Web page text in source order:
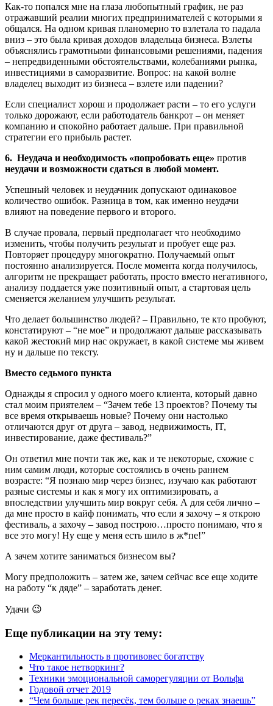
Как-то попался мне на глаза любопытный график, не раз
отражавший реалии многих предпринимателей с которыми я
общался. На одном кривая планомерно то взлетала то падала
вниз – это была кривая доходов владельца бизнеса. Взлеты
объяснялись грамотными финансовыми решениями, падения
– непредвиденными обстоятельствами, колебаниями рынка,
инвестициями в саморазвитие. Вопрос: на какой волне
владелец выходит из бизнеса – взлете или падении?
Если специалист хорош и продолжает расти – то его услуги
только дорожают, если работодатель банкрот – он меняет
компанию и спокойно работает дальше. При правильной
стратегии его прибыль растет.
6. Неудача и необходимость «попробовать еще» против
неудачи и возможности сдаться в любой момент.
Успешный человек и неудачник допускают одинаковое
количество ошибок. Разница в том, как именно неудачи
влияют на поведение первого и второго.
В случае провала, первый предполагает что необходимо
изменить, чтобы получить результат и пробует еще раз.
Повторяет процедуру многократно. Получаемый опыт
постоянно анализируется. После момента когда получилось,
алгоритм не прекращает работать, просто вместо негативного,
анализу поддается уже позитивный опыт, а стартовая цель
сменяется желанием улучшить результат.
Что делает большинство людей? – Правильно, те кто пробуют,
констатируют – “не мое” и продолжают дальше рассказывать
какой жестокий мир нас окружает, в какой системе мы живем
ну и дальше по тексту.
Вместо седьмого пункта
Однажды я спросил у одного моего клиента, который давно
стал моим приятелем – “Зачем тебе 13 проектов? Почему ты
все время открываешь новые? Почему они настолько
отличаются друг от друга – завод, недвижимость, IT,
инвестирование, даже фестиваль?”
Он ответил мне почти так же, как и те некоторые, схожие с
ним самим люди, которые состоялись в очень раннем
возрасте: “Я познаю мир через бизнес, изучаю как работают
разные системы и как я могу их оптимизировать, а
впоследствии улучшить мир вокруг себя. А для себя лично –
да мне просто в кайф понимать, что если я захочу – я открою
фестиваль, а захочу – завод построю…просто понимаю, что я
все это могу! Ну еще у меня есть шило в ж*пе!”
А зачем хотите заниматься бизнесом вы?
Могу предположить – затем же, зачем сейчас все еще ходите
на работу “к дяде” – заработать денег.
Удачи 😉
Еще публикации на эту тему:
Меркантильность в противовес богатству
Что такое нетворкинг?
Техники эмоциональной саморегуляции от Вольфа
Годовой отчет 2019
“Чем больше рек пересёк, тем больше о реках знаешь”